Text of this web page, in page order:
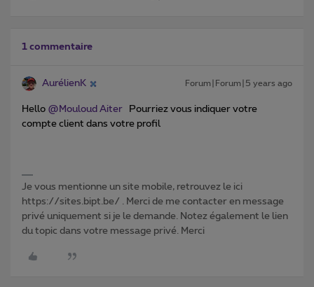
1 commentaire
AurélienK Forum|Forum|5 years ago
Hello @Mouloud Aiter Pourriez vous indiquer votre
compte client dans votre profil
Je vous mentionne un site mobile, retrouvez le ici
https://sites.bipt.be/ . Merci de me contacter en message
privé uniquement si je le demande. Notez également le lien
du topic dans votre message privé. Merci